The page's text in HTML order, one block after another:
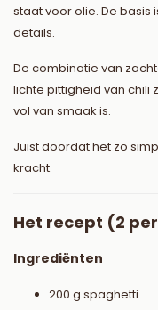
staat voor olie. De basis
details.
De combinatie van
lichte pittigheid van chili
vol van smaak is.
Juist doordat het zo
kracht.
Het recept (2
Ingrediënten
200 g spaghetti